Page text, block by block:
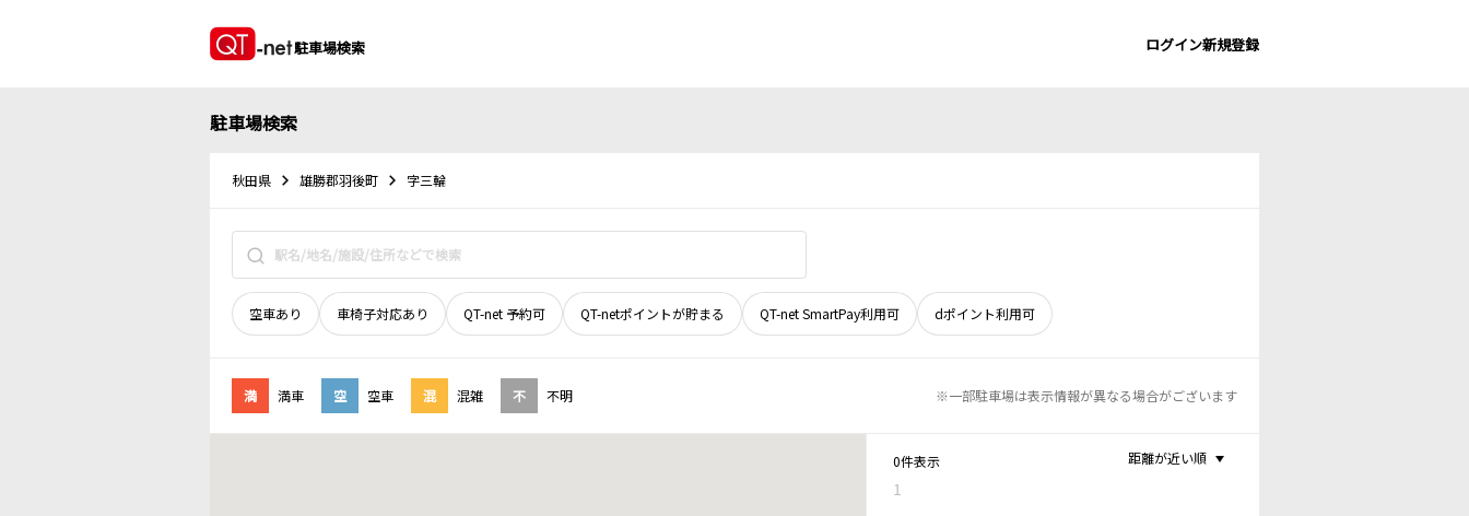
駐車場検索 ログイン新規登録
駐車場検索
秋田県 雄勝郡羽後町 字三輪
空車あり 車椅子対応あり QT-net 予約可 QT-netポイントが貯まる QT-net SmartPay利用可 dポイント利用可
満 満車 空 空車 混 混雑 不 不明 ※一部駐車場は表示情報が異なる場合がございます
0件表示
1
距離が近い順